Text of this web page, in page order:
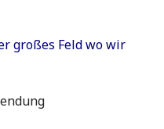
großes Feld wo wir